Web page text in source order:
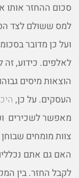
סכום ההחזר
למס ששולם לצד
ועל כן מדובר
לאלפים. כידוע,
הוצאות מיסים
העסקים. על כן,
מאפשר לשכירים
צוות מומחים
האם גם אתם
לקבל החזר. בין